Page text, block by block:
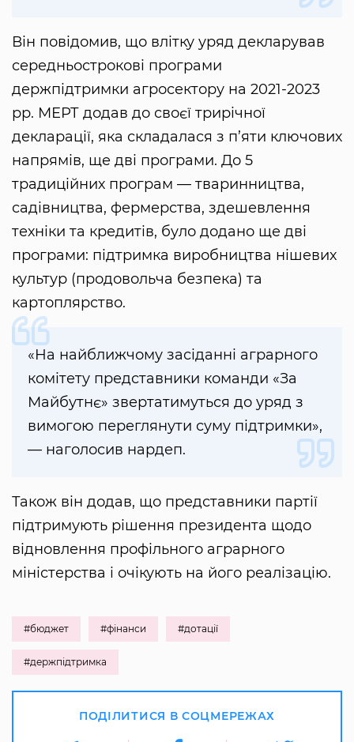
Він повідомив, що влітку уряд декларував
середньострокові програми
держпідтримки агросектору на 2021-2023
рр. МЕРТ додав до своєї трирічної
декларації, яка складалася з п’яти ключових
напрямів, ще дві програми. До 5
традиційних програм — тваринництва,
садівництва, фермерства, здешевлення
техніки та кредитів, було додано ще дві
програми: підтримка виробництва нішевих
культур (продовольча безпека) та
картоплярство.
«На найближчому засіданні аграрного
комітету представники команди «За
Майбутнє» звертатимуться до уряд з
вимогою переглянути суму підтримки»,
— наголосив нардеп.
Також він додав, що представники партії
підтримують рішення президента щодо
відновлення профільного аграрного
міністерства і очікують на його реалізацію.
#бюджет #фінанси #дотації
#держпідтримка
ПОДІЛИТИСЯ В СОЦМЕРЕЖАХ